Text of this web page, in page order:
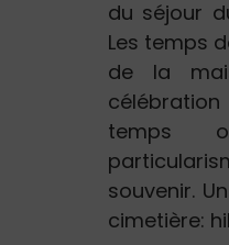
du séjour
Les temps
de la
temps
souvenir.
cimetière: